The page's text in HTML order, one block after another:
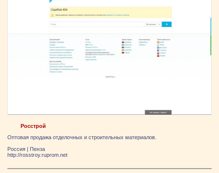
Росстрой
Оптовая продажа отделочных и строительных материалов.
Россия | Пенза
http://rosstroy.ruprom.net